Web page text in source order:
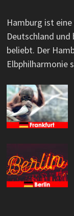
Hamburg ist
Deutschland
beliebt. Der
Elbphilharmonie